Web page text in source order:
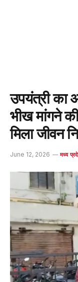
उपयंत्री का
भीख मांगने
मिला जीवन
June 12, 2026 मध्य